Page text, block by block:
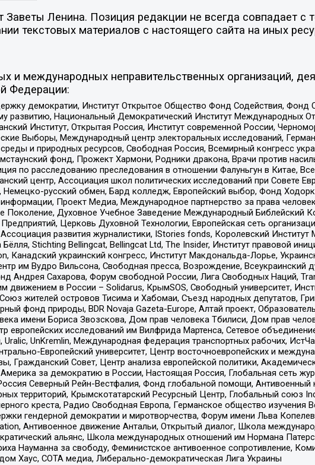
Ленина. Позиция редакции не всегда совпадает с
текстовых материалов с настоящего сайта на иных
и международных неправительственных организаций,
Федерации:
демократии, Институт Открытое Общество Фонд Содействия,
развитию, Национальный Демократический Институт Международных
Институт, Открытая Россия, Институт современной России,
Выборы, Международный центр электоральных исследований,
и природных ресурсов, Свободная Россия, Всемирный конгресс
фонд, Прожект Хармони, Родники дракона, Врачи против
по расследованию преследования в отношении Фалуньгун в Китае,
центр, Ассоциация школ политических исследований при Совете
Немецко-русский обмен, Бард колледж, Европейский выбор, Фонд
Проект Медиа, Международное партнерство за права
Поколение, Духовное Учебное Заведение Международный Библейский
Предприятий, Церковь Духовной Технологии, Европейская сеть
развития журналистики, IStories fonds, Королевский
Stichting Bellingcat, Bellingcat Ltd, The Insider, Институт правовой
Канадский украинский конгресс, Институт Макдональда-Лорье,
им Вудро Вильсона, Свободная пресса, Возрождение, Всеукраинский
Андрея Сахарова, Форум свободной России, Лига Свободных Наций,
движением в России – Solidarus, КрымSOS, Свободный университет,
жителей островов Тисима и Хабомаи, Съезд народных депутатов,
фонд природы, BDR Novaja Gazeta-Europe, Алтай проект,
имени Бориса Звозскова, Дом прав человека Тбилиси, Дом прав
европейских исследований им Вилфрида Мартенса, Сетевое
UnKremlin, Международная федерация транспортных рабочих,
Европейский университет, Центр восточноевропейских и
Гражданский Совет, Центр анализа европейской политики,
за демократию в России, Настоящая Россия, Глобальная сеть
Северный Рейн-Вестфалия, Фонд глобальной помощи, Антивоенный
территорий, Крымскотатарский Ресурсный Центр, Глобальный союз
креста, Радио Свободная Европа, Германское общество
гендерной демократии и миротворчества, Форум имени Льва
Антивоенное движение Антальи, Открытый диалог, Школа
альянс, Школа международных отношений им Нормана
Науманна за свободу, Феминистское антивоенное сопротивление,
Хаус, СОТА медиа, Либерально-демократическая Лига Украины